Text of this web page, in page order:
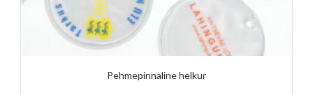
Pehmepinnaline helkur